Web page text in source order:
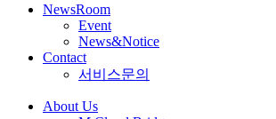
NewsRoom
Event
News&Notice
Contact
서비스문의
About Us